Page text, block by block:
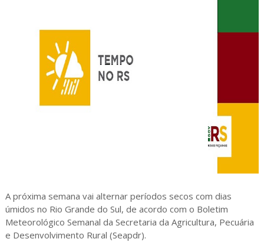
A próxima semana vai alternar períodos secos com dias
úmidos no Rio Grande do Sul, de acordo com o Boletim
Meteorológico Semanal da Secretaria da Agricultura, Pecuária
e Desenvolvimento Rural (Seapdr).